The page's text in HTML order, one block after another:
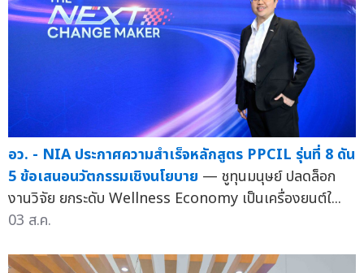
อว. - NIA ประกาศความสำเร็จหลักสูตร PPCIL รุ่นที่ 8 ดัน
5 ข้อเสนอนวัตกรรมเชิงนโยบาย — ชูทุนมนุษย์ ปลดล็อก
งานวิจัย ยกระดับ Wellness Economy เป็นเครื่องยนต์ใ...
03 ส.ค.